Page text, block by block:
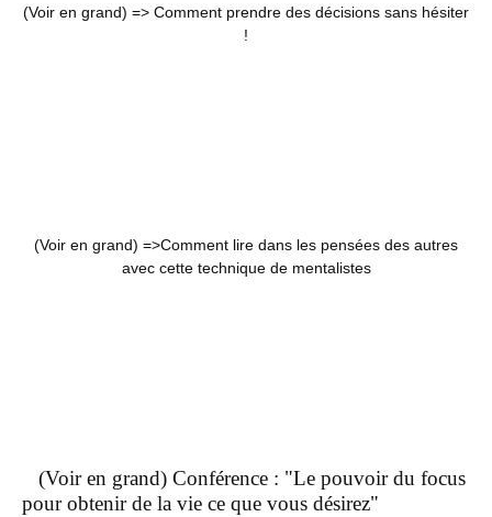
(Voir en grand) => Comment prendre des décisions sans hésiter
!
(Voir en grand) =>Comment lire dans les pensées des autres
avec cette technique de mentalistes
(Voir en grand) Conférence : "Le pouvoir du focus
pour obtenir de la vie ce que vous désirez"